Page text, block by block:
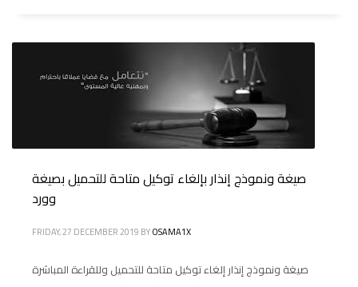
صيغة ونموذج إنذار بإلغاء توكيل متاحة للتحميل بصيغة
وورد
FRIDAY, 27 DECEMBER 2019 BYOSAMA1X
صيغة ونموذج إنذار إلغاء توكيل متاحة للتحميل وللقراءة المباشرة